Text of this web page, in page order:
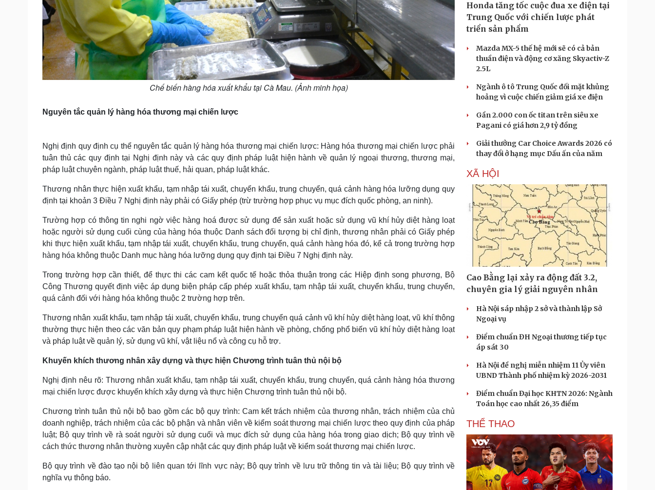
Chế biến hàng hóa xuất khẩu tại Cà Mau. (Ảnh minh họa)
Nguyên tắc quản lý hàng hóa thương mại chiến lược
Nghị định quy định cụ thể nguyên tắc quản lý hàng hóa thương mại chiến lược: Hàng hóa thương mại chiến lược phải
tuân thủ các quy định tại Nghị định này và các quy định pháp luật hiện hành về quản lý ngoại thương, thương mại,
pháp luật chuyên ngành, pháp luật thuế, hải quan, pháp luật khác.
Thương nhân thực hiện xuất khẩu, tạm nhập tái xuất, chuyển khẩu, trung chuyển, quá cảnh hàng hóa lưỡng dụng quy
định tại khoản 3 Điều 7 Nghị định này phải có Giấy phép (trừ trường hợp phục vụ mục đích quốc phòng, an ninh).
Trường hợp có thông tin nghi ngờ việc hàng hoá được sử dụng để sản xuất hoặc sử dụng vũ khí hủy diệt hàng loạt
hoặc người sử dụng cuối cùng của hàng hóa thuộc Danh sách đối tượng bị chỉ định, thương nhân phải có Giấy phép
khi thực hiện xuất khẩu, tạm nhập tái xuất, chuyển khẩu, trung chuyển, quá cảnh hàng hóa đó, kể cả trong trường hợp
hàng hóa không thuộc Danh mục hàng hóa lưỡng dụng quy định tại Điều 7 Nghị định này.
Trong trường hợp cần thiết, để thực thi các cam kết quốc tế hoặc thỏa thuận trong các Hiệp định song phương, Bộ
Công Thương quyết định việc áp dụng biện pháp cấp phép xuất khẩu, tạm nhập tái xuất, chuyển khẩu, trung chuyển,
quá cảnh đối với hàng hóa không thuộc 2 trường hợp trên.
Thương nhân xuất khẩu, tạm nhập tái xuất, chuyển khẩu, trung chuyển quá cảnh vũ khí hủy diệt hàng loạt, vũ khí thông
thường thực hiện theo các văn bản quy phạm pháp luật hiện hành về phòng, chống phổ biến vũ khí hủy diệt hàng loạt
và pháp luật về quản lý, sử dụng vũ khí, vật liệu nổ và công cụ hỗ trợ.
Khuyến khích thương nhân xây dựng và thực hiện Chương trình tuân thủ nội bộ
Nghị định nêu rõ: Thương nhân xuất khẩu, tạm nhập tái xuất, chuyển khẩu, trung chuyển, quá cảnh hàng hóa thương
mại chiến lược được khuyến khích xây dựng và thực hiện Chương trình tuân thủ nội bộ.
Chương trình tuân thủ nội bộ bao gồm các bộ quy trình: Cam kết trách nhiệm của thương nhân, trách nhiệm của chủ
doanh nghiệp, trách nhiệm của các bộ phận và nhân viên về kiểm soát thương mại chiến lược theo quy định của pháp
luật; Bộ quy trình về rà soát người sử dụng cuối và mục đích sử dụng của hàng hóa trong giao dịch; Bộ quy trình về
cách thức thương nhân thường xuyên cập nhật các quy định pháp luật về kiểm soát thương mại chiến lược.
Bộ quy trình về đào tạo nội bộ liên quan tới lĩnh vực này; Bộ quy trình về lưu trữ thông tin và tài liệu; Bộ quy trình về
nghĩa vụ thông báo.
Honda tăng tốc cuộc đua xe điện tại
Trung Quốc với chiến lược phát
triển sản phẩm
Mazda MX-5 thế hệ mới sẽ có cả bản
thuần điện và động cơ xăng Skyactiv-Z
2.5L
Ngành ô tô Trung Quốc đối mặt khủng
hoảng vì cuộc chiến giảm giá xe điện
Gần 2.000 con ốc titan trên siêu xe
Pagani có giá hơn 2,9 tỷ đồng
Giải thưởng Car Choice Awards 2026 có
thay đổi ở hạng mục Dấu ấn của năm
XÃ HỘI
Cao Bằng lại xảy ra động đất 3.2,
chuyên gia lý giải nguyên nhân
Hà Nội sáp nhập 2 sở và thành lập Sở
Ngoại vụ
Điểm chuẩn ĐH Ngoại thương tiếp tục
áp sát 30
Hà Nội đề nghị miễn nhiệm 11 Ủy viên
UBND Thành phố nhiệm kỳ 2026-2031
Điểm chuẩn Đại học KHTN 2026: Ngành
Toán học cao nhất 26,35 điểm
THỂ THAO